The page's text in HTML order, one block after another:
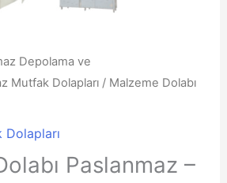
Depolama ve
Mutfak Dolapları/ Malzeme Dolabı
Paslanmaz –